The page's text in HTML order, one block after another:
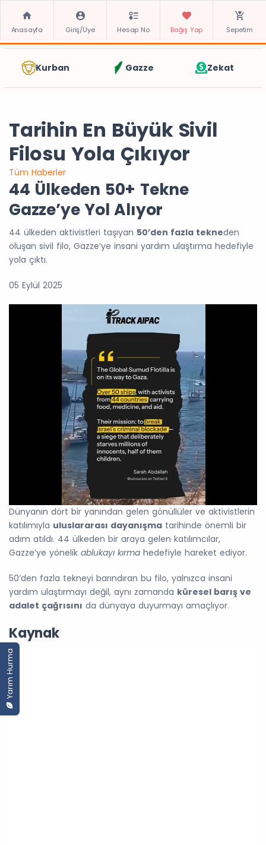
Anasayfa Giriş/Üye Hesap No Bağış Yap Sepetim
Yarım Hurma
Kurban Gazze Zekat
Tarihin En Büyük Sivil
Filosu Yola Çıkıyor
Tüm Haberler
44 Ülkeden 50+ Tekne
Gazze’ye Yol Alıyor
44 ülkeden aktivistleri taşıyan 50’den fazla tekneden
oluşan sivil filo, Gazze’ye insani yardım ulaştırma hedefiyle
yola çıktı.
05 Eylül 2025
Dünyanın dört bir yanından gelen gönüllüler ve aktivistlerin
katılımıyla uluslararası dayanışma tarihinde önemli bir
adım atıldı. 44 ülkeden bir araya gelen katılımcılar,
Gazze’ye yönelik ablukayı kırma hedefiyle hareket ediyor.
50’den fazla tekneyi barındıran bu filo, yalnızca insani
yardım ulaştırmayı değil, aynı zamanda küresel barış ve
adalet çağrısını da dünyaya duyurmayı amaçlıyor.
Kaynak